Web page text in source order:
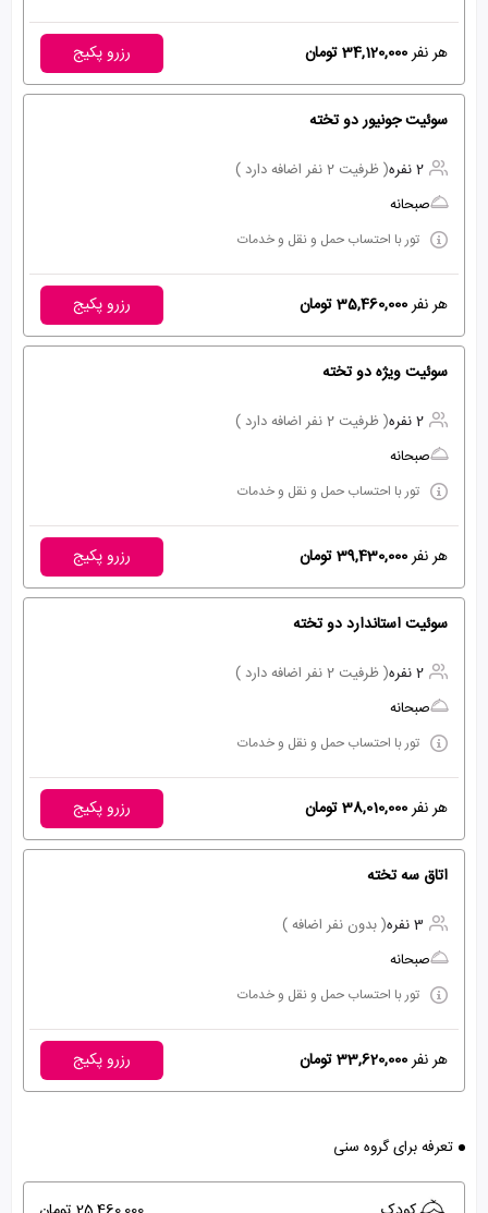
هر نفر34,120,000 تومان رزرو پکیج
سوئیت جونیور دو تخته
2 نفره
( ظرفیت 2 نفر اضافه دارد )
صبحانه
تور با احتساب حمل و نقل و خدمات
هر نفر35,460,000 تومان رزرو پکیج
سوئیت ویژه دو تخته
2 نفره
( ظرفیت 2 نفر اضافه دارد )
صبحانه
تور با احتساب حمل و نقل و خدمات
هر نفر39,430,000 تومان رزرو پکیج
سوئیت استاندارد دو تخته
2 نفره
( ظرفیت 2 نفر اضافه دارد )
صبحانه
تور با احتساب حمل و نقل و خدمات
هر نفر38,010,000 تومان رزرو پکیج
اتاق سه تخته
3 نفره
( بدون نفر اضافه )
صبحانه
تور با احتساب حمل و نقل و خدمات
هر نفر33,620,000 تومان رزرو پکیج
تعرفه برای گروه سنی